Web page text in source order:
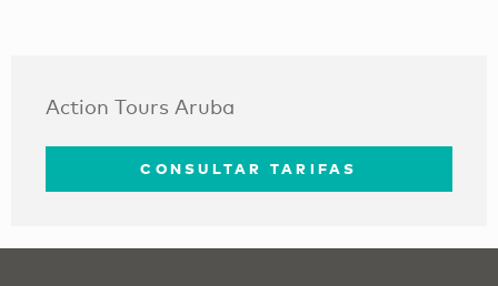
Action Tours Aruba
CONSULTAR TARIFAS